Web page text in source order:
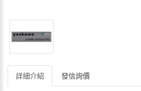
詳細介紹 發信詢價